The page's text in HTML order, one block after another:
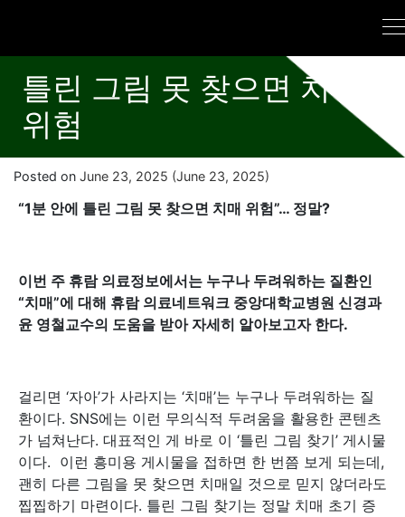
틀린 그림 못 찾으면 치매
위험
Posted on June 23, 2025 (June 23, 2025)
“1분 안에 틀린 그림 못 찾으면 치매 위험”… 정말?
이번 주 휴람 의료정보에서는 누구나 두려워하는 질환인
“치매”에 대해 휴람 의료네트워크 중앙대학교병원 신경과
윤 영철교수의 도움을 받아 자세히 알아보고자 한다.
걸리면 ‘자아’가 사라지는 ‘치매’는 누구나 두려워하는 질
환이다. SNS에는 이런 무의식적 두려움을 활용한 콘텐츠
가 넘쳐난다. 대표적인 게 바로 이 ‘틀린 그림 찾기’ 게시물
이다. 이런 흥미용 게시물을 접하면 한 번쯤 보게 되는데,
괜히 다른 그림을 못 찾으면 치매일 것으로 믿지 않더라도
찝찝하기 마련이다. 틀린 그림 찾기는 정말 치매 초기 증